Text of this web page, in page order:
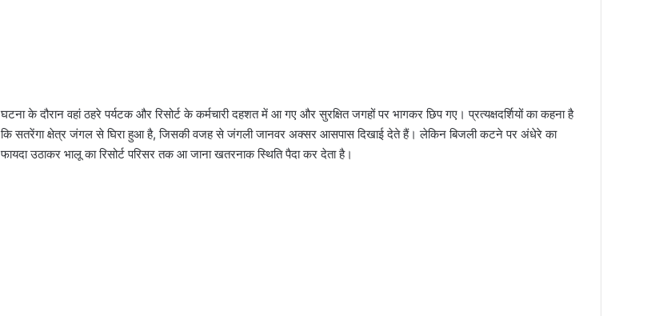
घटना के दौरान वहां ठहरे पर्यटक और रिसोर्ट के कर्मचारी दहशत में आ गए और सुरक्षित जगहों पर भागकर छिप गए। प्रत्यक्षदर्शियों का कहना है
कि सतरेंगा क्षेत्र जंगल से घिरा हुआ है, जिसकी वजह से जंगली जानवर अक्सर आसपास दिखाई देते हैं। लेकिन बिजली कटने पर अंधेरे का
फायदा उठाकर भालू का रिसोर्ट परिसर तक आ जाना खतरनाक स्थिति पैदा कर देता है।